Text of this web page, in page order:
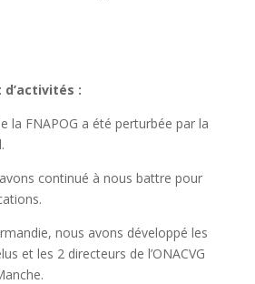
:
la FNAPOG a été perturbée par la
continué à nous battre pour
nous avons développé les
et les 2 directeurs de l’ONACVG